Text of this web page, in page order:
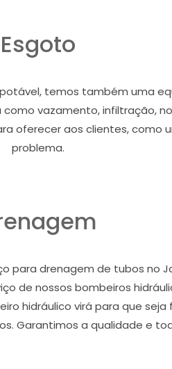
Esgoto
temos também uma
vazamento, infiltração,
oferecer aos clientes,
problema.
drenagem de tubos no
de nossos bombeiros
hidráulico virá para que
Garantimos a qualidade e